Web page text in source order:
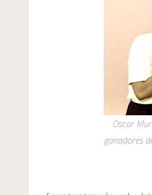
Oscar
ganadores